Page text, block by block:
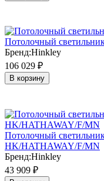
Потолочный
Бренд:Hinkley
106 029 ₽
В корзину
Потолочный
HK/HATHAWAY/F/MN
Бренд:Hinkley
43 909 ₽